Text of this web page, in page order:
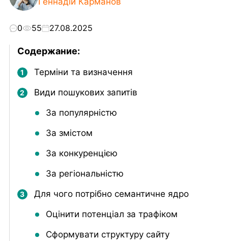
0 55 27.08.2025
Содержание:
Терміни та визначення
Види пошукових запитів
За популярністю
За змістом
За конкуренцією
За регіональністю
Для чого потрібно семантичне ядро
Оцінити потенціал за трафіком
Сформувати структуру сайту
на обробку персональних даних згідно з
Надіслати заявку